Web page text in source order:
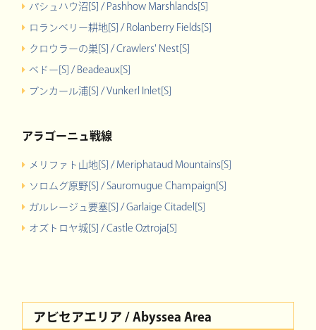
パシュハウ沼[S] / Pashhow Marshlands[S]
ロランベリー耕地[S] / Rolanberry Fields[S]
クロウラーの巣[S] / Crawlers' Nest[S]
ベドー[S] / Beadeaux[S]
ブンカール浦[S] / Vunkerl Inlet[S]
アラゴーニュ戦線
メリファト山地[S] / Meriphataud Mountains[S]
ソロムグ原野[S] / Sauromugue Champaign[S]
ガルレージュ要塞[S] / Garlaige Citadel[S]
オズトロヤ城[S] / Castle Oztroja[S]
アビセアエリア / Abyssea Area